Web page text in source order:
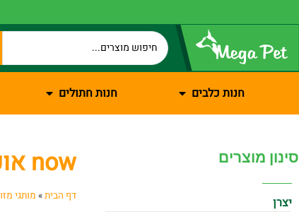
חנות כלבים חנות חתולים
סינון מוצרים
יצרן
now אוכל לכלבים
דף הבית» מותגי